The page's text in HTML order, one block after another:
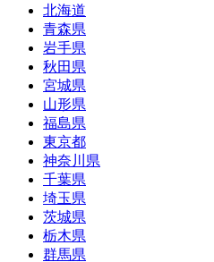
北海道
青森県
岩手県
秋田県
宮城県
山形県
福島県
東京都
神奈川県
千葉県
埼玉県
茨城県
栃木県
群馬県